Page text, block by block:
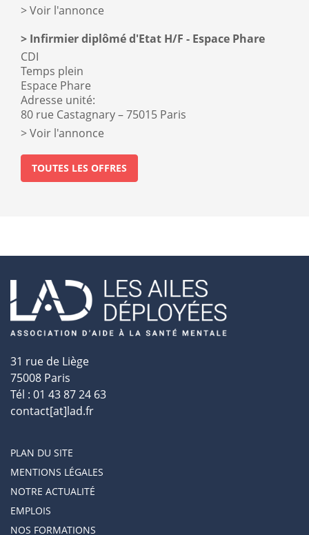
Voir l'annonce
Infirmier diplômé d'Etat H/F - Espace Phare
CDI
Temps plein
Espace Phare
Adresse unité:
80 rue Castagnary – 75015 Paris
Voir l'annonce
TOUTES LES OFFRES
31 rue de Liège
75008 Paris
Tél : 01 43 87 24 63
contact[at]lad.fr
PLAN DU SITE
MENTIONS LÉGALES
NOTRE ACTUALITÉ
EMPLOIS
NOS FORMATIONS